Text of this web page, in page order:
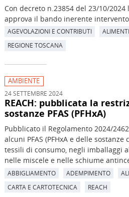
Con decreto n.23854 del 23/10/2024
approva il bando inerente intervento
AGEVOLAZIONI E CONTRIBUTI ALIMENTI
REGIONE TOSCANA
AMBIENTE
24 SETTEMBRE 2024
REACH: pubblicata la
sostanze PFAS (PFHxA)
Pubblicato il Regolamento 2024/
alcuni PFAS (PFHxA e delle
tessili di consumo, negli imballaggi
nelle miscele e nelle schiume
ABBIGLIAMENTO ADEMPIMENTO
CARTA E CARTOTECNICA
REACH